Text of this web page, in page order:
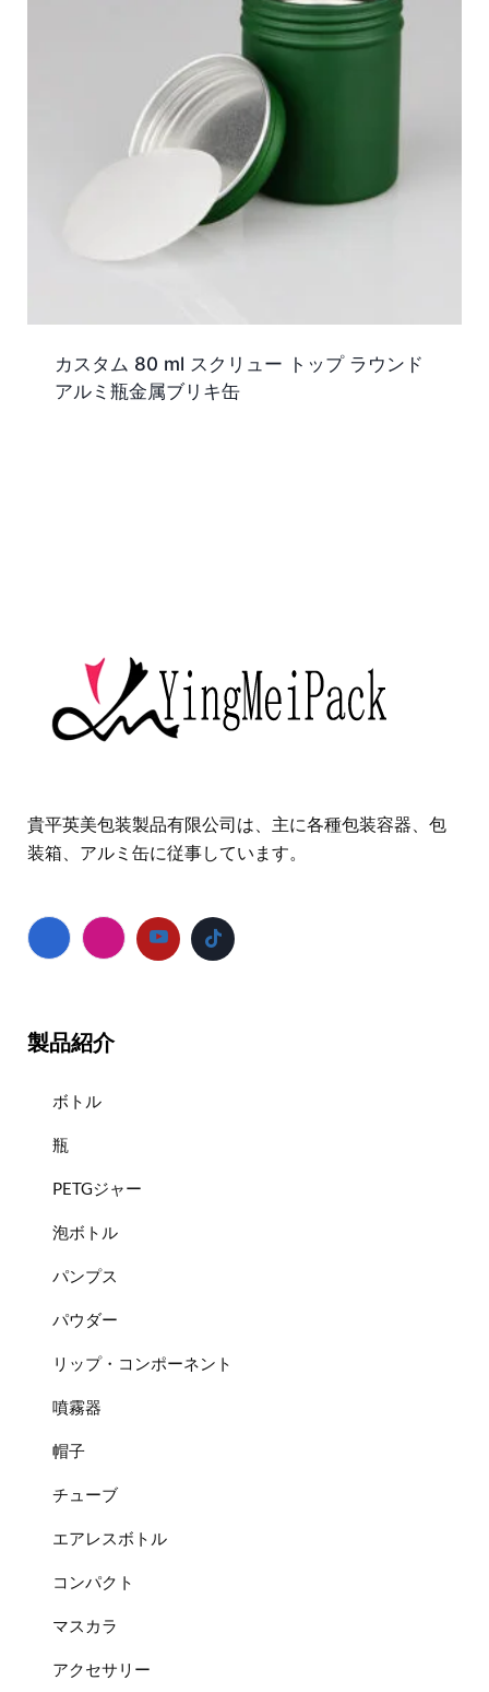
カスタム 80 ml スクリュー トップ ラウンド
アルミ瓶金属ブリキ缶
貴平英美包装製品有限公司は、主に各種包装容器、包
装箱、アルミ缶に従事しています。
製品紹介
ボトル
瓶
PETGジャー
泡ボトル
パンプス
パウダー
リップ・コンポーネント
噴霧器
帽子
チューブ
エアレスボトル
コンパクト
マスカラ
アクセサリー